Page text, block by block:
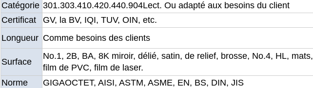
Catégorie 301.303.410.420.440.904Lect. Ou adapté aux besoins du client
Certificat
GV, la BV, IQI, TUV, OIN, etc.
Longueur Comme besoins des clients
Surface
No.1, 2B, BA, 8K miroir, délié, satin, de relief, brosse, No.4, HL, mats,
film de PVC, film de laser.
Norme
GIGAOCTET, AISI, ASTM, ASME, EN, BS, DIN, JIS